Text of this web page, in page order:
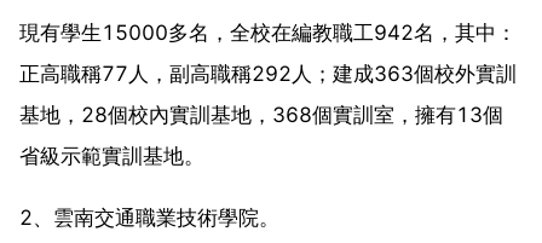
現有學生15000多名，全校在編教職工942名，其中：
正高職稱77人，副高職稱292人；建成363個校外實訓
基地，28個校內實訓基地，368個實訓室，擁有13個
省級示範實訓基地。
2、雲南交通職業技術學院。